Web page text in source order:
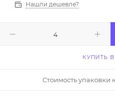
Нашли дешевле?
КУПИТЬ
Стоимость упаковки